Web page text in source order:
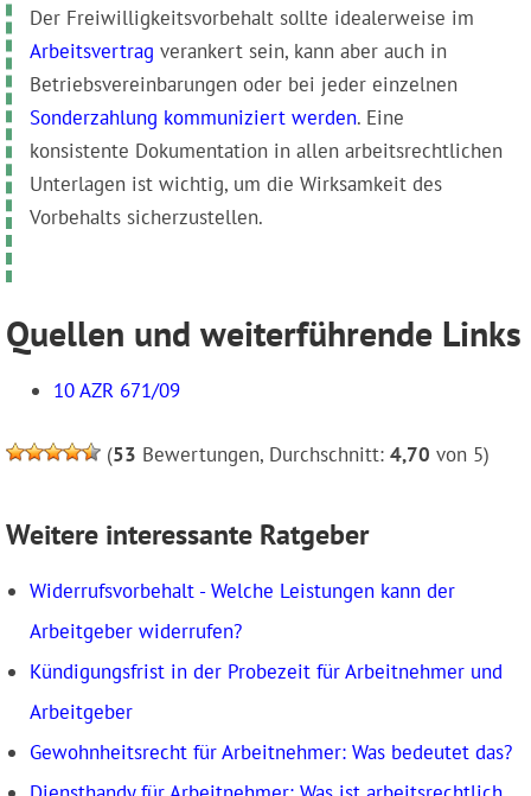
Der Freiwilligkeitsvorbehalt sollte idealerweise im
Arbeitsvertrag verankert sein, kann aber auch in
Betriebsvereinbarungen oder bei jeder einzelnen
Sonderzahlung kommuniziert werden. Eine
konsistente Dokumentation in allen arbeitsrechtlichen
Unterlagen ist wichtig, um die Wirksamkeit des
Vorbehalts sicherzustellen.
Quellen und weiterführende Links
10 AZR 671/09
(53 Bewertungen, Durchschnitt: 4,70 von 5)
Weitere interessante Ratgeber
Widerrufsvorbehalt - Welche Leistungen kann der
Arbeitgeber widerrufen?
Kündigungsfrist in der Probezeit für Arbeitnehmer und
Arbeitgeber
Gewohnheitsrecht für Arbeitnehmer: Was bedeutet das?